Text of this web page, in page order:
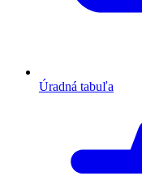
Úradná tabuľa